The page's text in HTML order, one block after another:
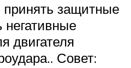
защитные
двигателя
Совет: